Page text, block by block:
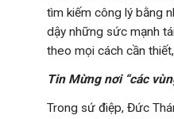
tìm kiếm công lý bằng
dậy những sức mạnh
theo mọi cách cần
Tin Mừng nơi “các
Trong sứ điệp, Đức